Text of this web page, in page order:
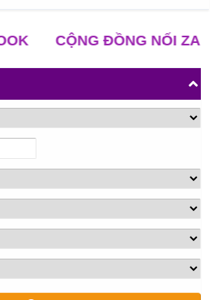
CỘNG ĐỒNG NỐI ZALO